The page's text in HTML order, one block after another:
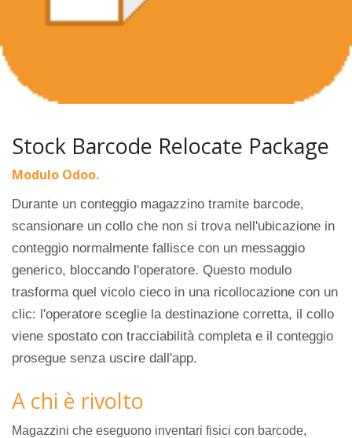
Stock Barcode Relocate Package
Modulo Odoo.
Durante un conteggio magazzino tramite barcode,
scansionare un collo che non si trova nell'ubicazione in
conteggio normalmente fallisce con un messaggio
generico, bloccando l'operatore. Questo modulo
trasforma quel vicolo cieco in una ricollocazione con un
clic: l'operatore sceglie la destinazione corretta, il collo
viene spostato con tracciabilità completa e il conteggio
prosegue senza uscire dall'app.
A chi è rivolto
Magazzini che eseguono inventari fisici con barcode,